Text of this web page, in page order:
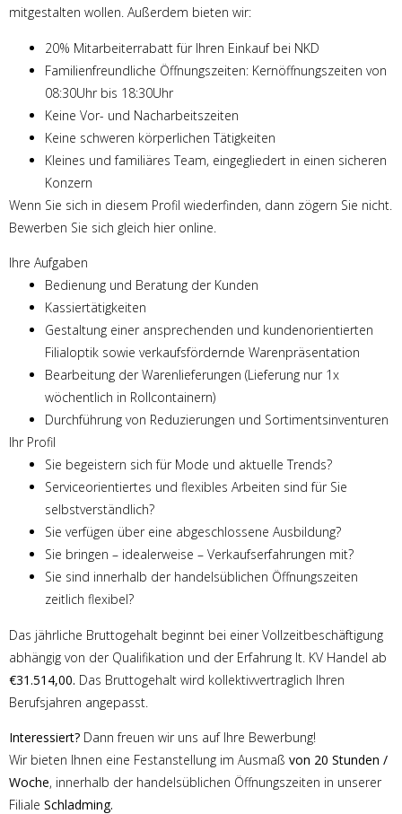
mitgestalten wollen. Außerdem bieten wir:
20% Mitarbeiterrabatt für Ihren Einkauf bei NKD
Familienfreundliche Öffnungszeiten: Kernöffnungszeiten von
08:30Uhr bis 18:30Uhr
Keine Vor- und Nacharbeitszeiten
Keine schweren körperlichen Tätigkeiten
Kleines und familiäres Team, eingegliedert in einen sicheren
Konzern
Wenn Sie sich in diesem Profil wiederfinden, dann zögern Sie nicht.
Bewerben Sie sich gleich hier online.
Ihre Aufgaben
Bedienung und Beratung der Kunden
Kassiertätigkeiten
Gestaltung einer ansprechenden und kundenorientierten
Filialoptik sowie verkaufsfördernde Warenpräsentation
Bearbeitung der Warenlieferungen (Lieferung nur 1x
wöchentlich in Rollcontainern)
Durchführung von Reduzierungen und Sortimentsinventuren
Ihr Profil
Sie begeistern sich für Mode und aktuelle Trends?
Serviceorientiertes und flexibles Arbeiten sind für Sie
selbstverständlich?
Sie verfügen über eine abgeschlossene Ausbildung?
Sie bringen – idealerweise – Verkaufserfahrungen mit?
Sie sind innerhalb der handelsüblichen Öffnungszeiten
zeitlich flexibel?
Das jährliche Bruttogehalt beginnt bei einer Vollzeitbeschäftigung
abhängig von der Qualifikation und der Erfahrung lt. KV Handel ab
€31.514,00. Das Bruttogehalt wird kollektivvertraglich Ihren
Berufsjahren angepasst.
Interessiert? Dann freuen wir uns auf Ihre Bewerbung!
Wir bieten Ihnen eine Festanstellung im Ausmaß von 20 Stunden /
Woche, innerhalb der handelsüblichen Öffnungszeiten in unserer
Filiale Schladming.